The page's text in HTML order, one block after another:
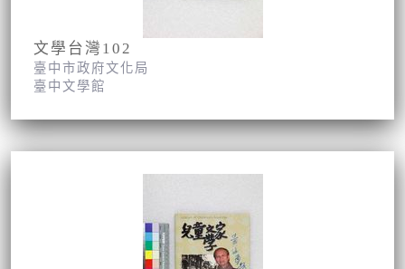
文學台灣102
臺中市政府文化局
臺中文學館